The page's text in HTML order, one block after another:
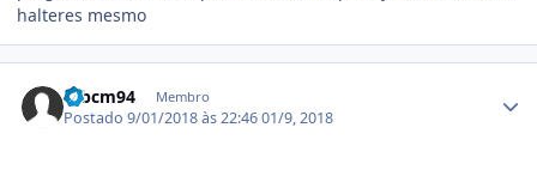
halteres mesmo
mbcm94 Membro
Postado9/01/2018 às 22:4601/9, 2018